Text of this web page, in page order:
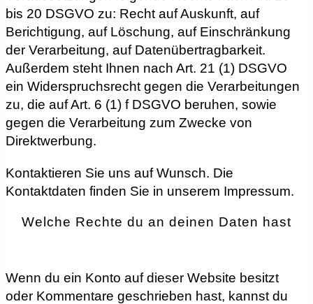
bis 20 DSGVO zu: Recht auf Auskunft, auf
Berichtigung, auf Löschung, auf Einschränkung
der Verarbeitung, auf Datenübertragbarkeit.
Außerdem steht Ihnen nach Art. 21 (1) DSGVO
ein Widerspruchsrecht gegen die Verarbeitungen
zu, die auf Art. 6 (1) f DSGVO beruhen, sowie
gegen die Verarbeitung zum Zwecke von
Direktwerbung.
Kontaktieren Sie uns auf Wunsch. Die
Kontaktdaten finden Sie in unserem Impressum.
Welche Rechte du an deinen Daten hast
Wenn du ein Konto auf dieser Website besitzt
oder Kommentare geschrieben hast, kannst du